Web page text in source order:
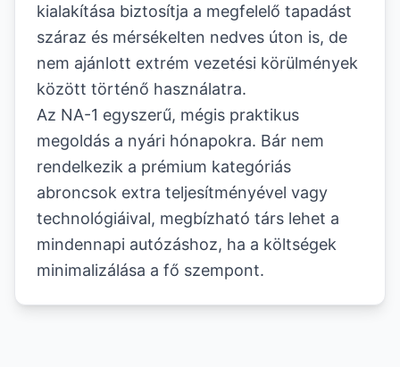
kialakítása biztosítja a megfelelő tapadást
száraz és mérsékelten nedves úton is, de
nem ajánlott extrém vezetési körülmények
között történő használatra.
Az NA-1 egyszerű, mégis praktikus
megoldás a nyári hónapokra. Bár nem
rendelkezik a prémium kategóriás
abroncsok extra teljesítményével vagy
technológiáival, megbízható társ lehet a
mindennapi autózáshoz, ha a költségek
minimalizálása a fő szempont.